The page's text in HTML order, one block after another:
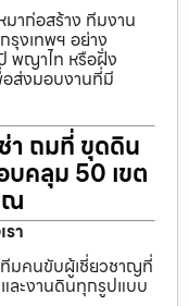
หมาก่อสร้าง ทีมงาน
งเทพฯ อย่าง
ปิ พญาไท หรือฝั่ง
อส่งมอบงานที่มี
า ถมที่ ขุดดิน
บคลุม 50 เขต
ณ
า
มคนขับผู้เชี่ยวชาญที่
ละงานดินทุกรูปแบบ